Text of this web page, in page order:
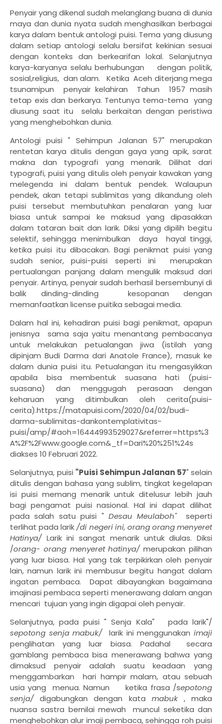
Penyair yang dikenal sudah melanglang buana di dunia
maya dan dunia nyata sudah menghasilkan berbagai
karya dalam bentuk antologi puisi. Tema yang diusung
dalam setiap antologi selalu bersifat kekinian sesuai
dengan konteks dan berkearifan lokal. Selanjutnya
karya-karyanya selalu berhubungan dengan politik,
sosial,religius, dan alam. Ketika Aceh diterjang mega
tsunamipun penyair kelahiran Tahun 1957 masih
tetap exis dan berkarya. Tentunya tema-tema yang
diusung saat itu selalu berkaitan dengan peristiwa
yang menghebohkan dunia.
Antologi puisi " Sehimpun Jalanan 57" merupakan
rentetan karya ditulis dengan gaya yang apik, sarat
makna dan typografi yang menarik. Dilihat dari
typografi, puisi yang ditulis oleh penyair kawakan yang
melegenda ini dalam bentuk pendek. Walaupun
pendek, akan tetapi sublimitas yang dikandung oleh
puisi tersebut membutuhkan penalaran yang luar
biasa untuk sampai ke maksud yang dipasakkan
dalam tataran bait dan larik. Diksi yang dipilih begitu
selektif, sehingga menimbulkan daya hayal tinggi,
ketika puisi itu dibacakan. Bagi penikmat puisi yang
sudah senior, puisi-puisi seperti ini merupakan
pertualangan panjang dalam mengulik maksud dari
penyair. Artinya, penyair sudah berhasil bersembunyi di
balik dinding-dinding kesopanan dengan
memanfaatkan license puitika sebagai media.
Dalam hal ini, kehadiran puisi bagi penikmat, apapun
jenisnya sama saja yaitu menantang pembacanya
untuk melakukan petualangan jiwa (istilah yang
dipinjam Budi Darma dari Anatole France), masuk ke
dalam dunia puisi itu. Petualangan itu mengasyikkan
apabila bisa membentuk suasana hati (puisi-
suasana) dan menggugah perasaan dengan
keharuan yang ditimbulkan oleh cerita(puisi-
cerita).https://matapuisi.com/2020/04/02/budi-
darma-sublimitas-dankontemplativitas-
puisi/amp/#aoh=16444993529027&referrer=https%3
A%2F%2Fwww.google.com&_tf=Dari%20%251%24s
diakses 10 Februari 2022.
Selanjutnya, puisi "Puisi Sehimpun Jalanan 57" selain
ditulis dengan bahasa yang sublim, tingkat kegelapan
isi puisi memang menarik untuk ditelusur lebih jauh
bagi pengamat puisi nasional. Hal ini dapat dilihat
pada salah satu puisi " Desau Meulaboh"
seperti
terlihat pada larik/di negeri ini, orang orang menyeret
Hatinya/Larik ini sangat menarik untuk diulas. Diksi
/orang- orang menyeret hatinya/merupakan pilihan
yang luar biasa. Hal yang tak terpikirkan oleh penyair
lain, namun larik ini membusur begitu hangat dalam
ingatan pembaca. Dapat dibayangkan bagaimana
imajinasi pembaca seperti menerawang dalam angan
mencari tujuan yang ingin digapai oleh penyair.
Selanjutnya, pada puisi " Senja Kala" pada larik"/
sepotong senja mabuk/larik ini menggunakan imaji
penglihatan yang luar biasa. Padahal secara
gamblang pembaca bisa menerawang bahwa yang
dimaksud penyair adalah suatu keadaan yang
menggambarkan hari hampir malam, atau sebuah
usia yang menua. Namun ketika frasa /sepotong
senja/digabungkan dengan kata mabuk , maka
nuansa sastra bernilai mewah muncul seketika dan
menghebohkan alur imaji pembaca, sehingga roh puisi